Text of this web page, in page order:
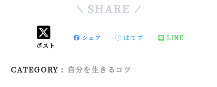
SHARE
ポスト
シェア はてブ LINE
CATEGORY : 自分を生きるコツ